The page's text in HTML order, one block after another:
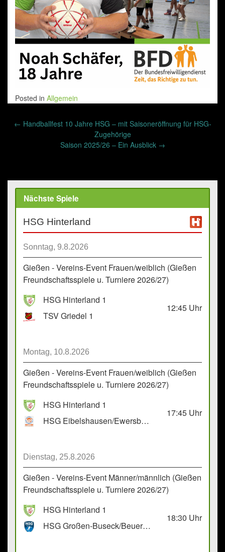
Posted in Allgemein
Post
← Handballfest 10 Jahre HSG – mit Saisoneröffnung für HSG-
Zugehörige
Saison 2025/26 – Ein Ausblick →
Nächste Spiele
HSG Hinterland
Sonntag, 9.8.2026
Gießen - Vereins-Event Frauen/weiblich (Gießen
Freundschaftsspiele u. Turniere 2026/27)
HSG Hinterland 1
TSV Griedel 1
12:45 Uhr
Montag, 10.8.2026
Gießen - Vereins-Event Frauen/weiblich (Gießen
Freundschaftsspiele u. Turniere 2026/27)
HSG Hinterland 1
HSG Eibelshausen/Ewersbach GbR 2
17:45 Uhr
Dienstag, 25.8.2026
Gießen - Vereins-Event Männer/männlich (Gießen
Freundschaftsspiele u. Turniere 2026/27)
HSG Hinterland 1
HSG Großen-Buseck/Beuern 1
18:30 Uhr